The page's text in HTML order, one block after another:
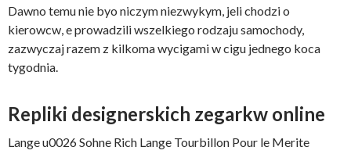
Dawno temu nie byo niczym niezwykym, jeli chodzi o
kierowcw, e prowadzili wszelkiego rodzaju samochody,
zazwyczaj razem z kilkoma wycigami w cigu jednego koca
tygodnia.
Repliki designerskich zegarkw online
Lange u0026 Sohne Rich Lange Tourbillon Pour le Merite